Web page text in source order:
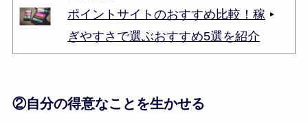
ポイントサイトのおすすめ比較！稼
ぎやすさで選ぶおすすめ5選を紹介
②自分の得意なことを生かせる